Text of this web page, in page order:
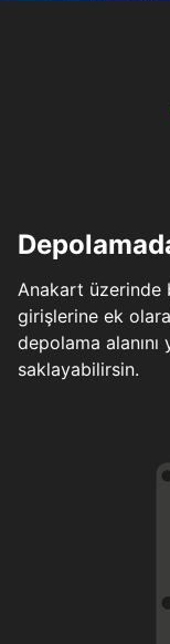
Anakart üzerinde
girişlerine ek
depolama
saklayabilirsin.